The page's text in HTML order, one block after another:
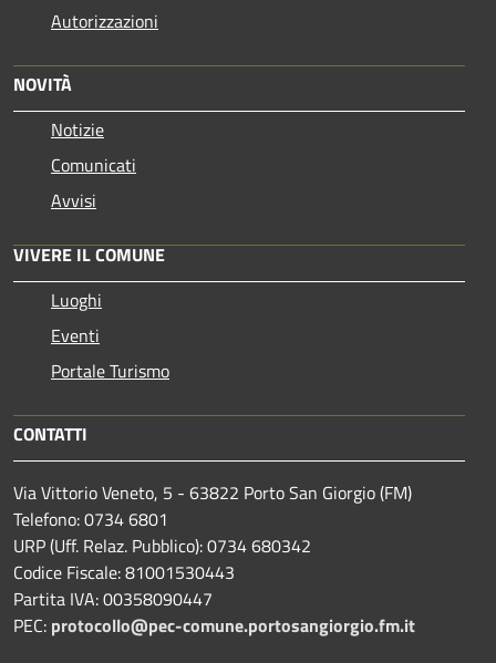
Autorizzazioni
NOVITÀ
Notizie
Comunicati
Avvisi
VIVERE IL COMUNE
Luoghi
Eventi
Portale Turismo
CONTATTI
Via Vittorio Veneto, 5 - 63822 Porto San Giorgio (FM)
Telefono: 0734 6801
URP (Uff. Relaz. Pubblico): 0734 680342
Codice Fiscale: 81001530443
Partita IVA: 00358090447
PEC: protocollo@pec-comune.portosangiorgio.fm.it